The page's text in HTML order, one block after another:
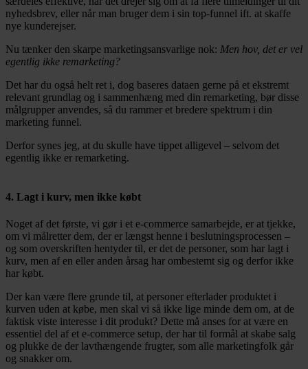
nyhedsbrev, eller når man bruger dem i sin top-funnel ift. at skaffe
nye kunderejser.
Nu tænker den skarpe marketingsansvarlige nok: Men hov, det er vel
egentlig ikke remarketing?
Det har du også helt ret i, dog baseres dataen gerne på et ekstremt
relevant grundlag og i sammenhæng med din remarketing, bør disse
målgrupper anvendes, så du rammer et bredere spektrum i din
marketing funnel.
Derfor synes jeg, at du skulle have tippet alligevel – selvom det
egentlig ikke er remarketing.
4. Lagt i kurv, men ikke købt
Noget af det første, vi gør i et e-commerce samarbejde, er at tjekke,
om vi målretter dem, der er længst henne i beslutningsprocessen –
og som overskriften hentyder til, er det de personer, som har lagt i
kurv, men af en eller anden årsag har ombestemt sig og derfor ikke
har købt.
Der kan være flere grunde til, at personer efterlader produktet i
kurven uden at købe, men skal vi så ikke lige minde dem om, at de
faktisk viste interesse i dit produkt? Dette må anses for at være en
essentiel del af et e-commerce setup, der har til formål at skabe salg
og plukke de der lavthængende frugter, som alle marketingfolk går
og snakker om.